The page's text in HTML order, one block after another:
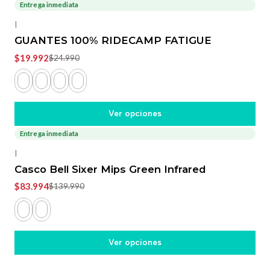
-20%
Entrega inmediata
|
GUANTES 100% RIDECAMP FATIGUE
$19.992$24.990
Ver opciones
-40%
Entrega inmediata
|
Casco Bell Sixer Mips Green Infrared
$83.994$139.990
Ver opciones